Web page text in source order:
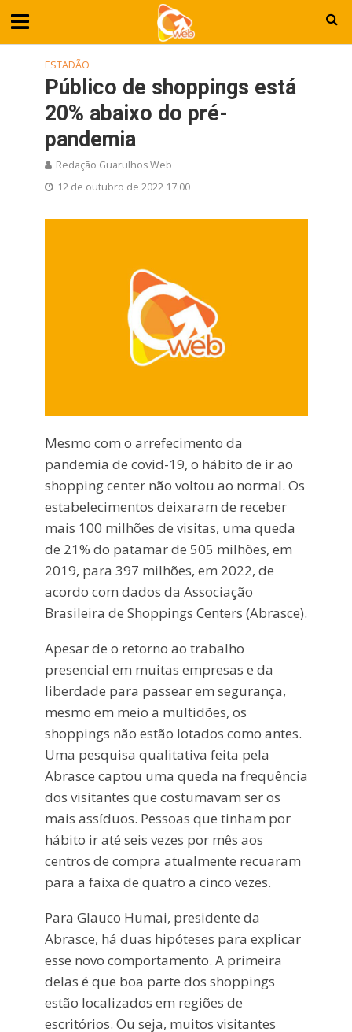
ESTADÃO
Público de shoppings está
20% abaixo do pré-
pandemia
Redação Guarulhos Web
12 de outubro de 2022 17:00
Mesmo com o arrefecimento da
pandemia de covid-19, o hábito de ir ao
shopping center não voltou ao normal. Os
estabelecimentos deixaram de receber
mais 100 milhões de visitas, uma queda
de 21% do patamar de 505 milhões, em
2019, para 397 milhões, em 2022, de
acordo com dados da Associação
Brasileira de Shoppings Centers (Abrasce).
Apesar de o retorno ao trabalho
presencial em muitas empresas e da
liberdade para passear em segurança,
mesmo em meio a multidões, os
shoppings não estão lotados como antes.
Uma pesquisa qualitativa feita pela
Abrasce captou uma queda na frequência
dos visitantes que costumavam ser os
mais assíduos. Pessoas que tinham por
hábito ir até seis vezes por mês aos
centros de compra atualmente recuaram
para a faixa de quatro a cinco vezes.
Para Glauco Humai, presidente da
Abrasce, há duas hipóteses para explicar
esse novo comportamento. A primeira
delas é que boa parte dos shoppings
estão localizados em regiões de
escritórios. Ou seja, muitos visitantes